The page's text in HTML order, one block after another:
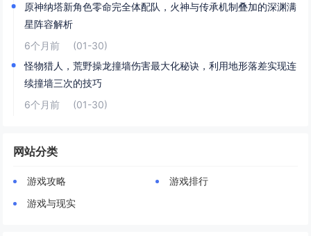
原神纳塔新角色零命完全体配队，火神与传承机制叠加的深渊满
星阵容解析
6个月前
(01-30)
怪物猎人，荒野操龙撞墙伤害最大化秘诀，利用地形落差实现连
续撞墙三次的技巧
6个月前
(01-30)
网站分类
游戏攻略
游戏排行
游戏与现实